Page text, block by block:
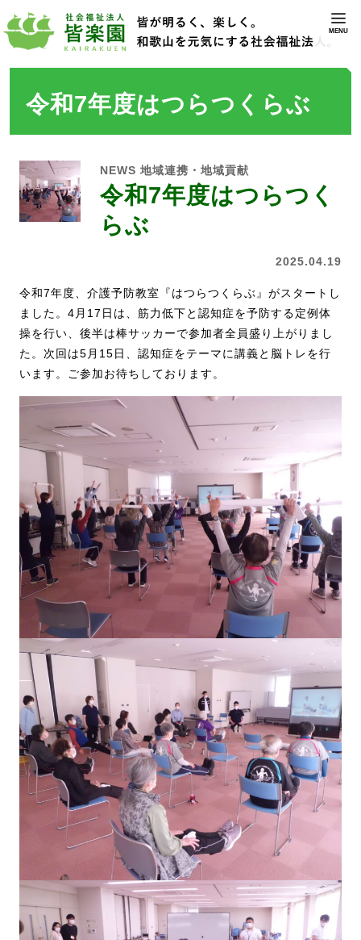
MENU
令和7年度はつらつくらぶ
NEWS 地域連携・地域貢献
令和7年度はつらつく
らぶ
2025.04.19
令和7年度、介護予防教室『はつらつくらぶ』がスタートし
ました。4月17日は、筋力低下と認知症を予防する定例体
操を行い、後半は棒サッカーで参加者全員盛り上がりまし
た。次回は5月15日、認知症をテーマに講義と脳トレを行
います。ご参加お待ちしております。